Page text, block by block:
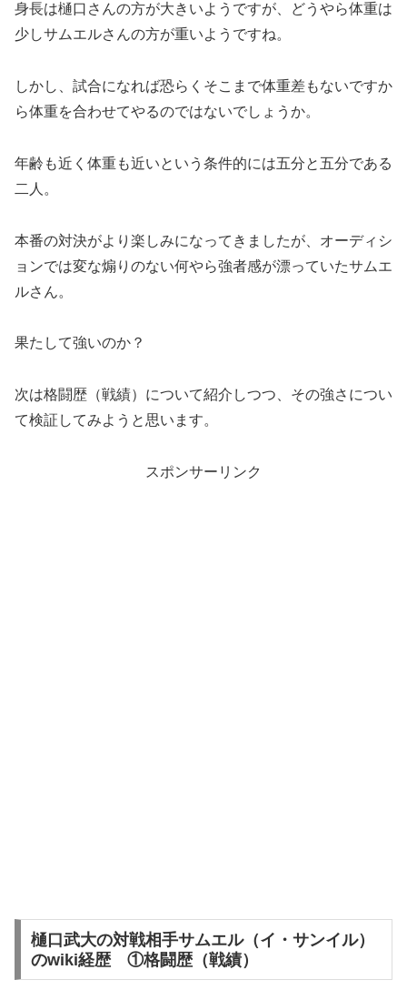
身長は樋口さんの方が大きいようですが、どうやら体重は
少しサムエルさんの方が重いようですね。
しかし、試合になれば恐らくそこまで体重差もないですか
ら体重を合わせてやるのではないでしょうか。
年齢も近く体重も近いという条件的には五分と五分である
二人。
本番の対決がより楽しみになってきましたが、オーディシ
ョンでは変な煽りのない何やら強者感が漂っていたサムエ
ルさん。
果たして強いのか？
次は格闘歴（戦績）について紹介しつつ、その強さについ
て検証してみようと思います。
スポンサーリンク
樋口武大の対戦相手サムエル（イ・サンイル）
のwiki経歴 ①格闘歴（戦績）